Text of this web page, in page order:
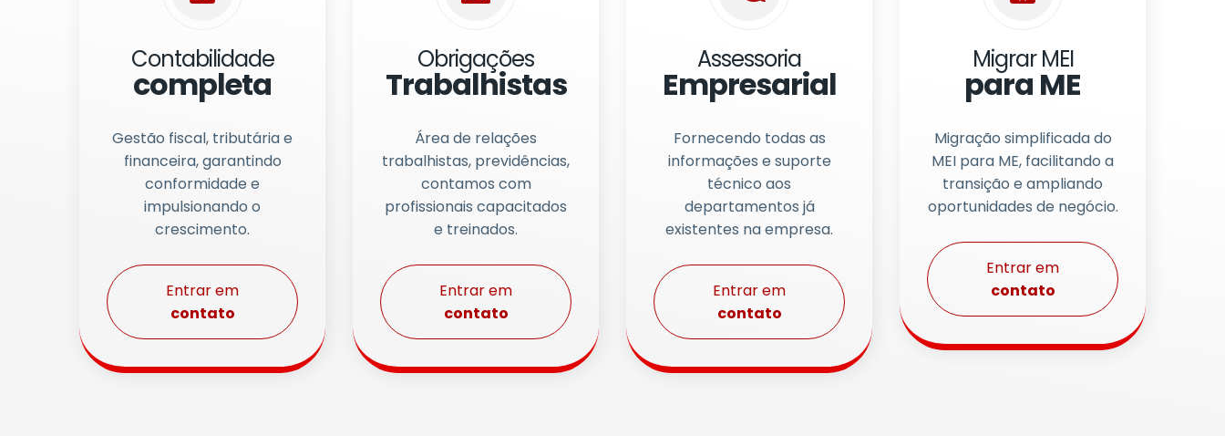
Contabilidade
completa
Gestão fiscal, tributária e
financeira, garantindo
conformidade e
impulsionando o
crescimento.
Entrar em
contato
Obrigações
Trabalhistas
Área de relações
trabalhistas, previdências,
contamos com
profissionais capacitados
e treinados.
Entrar em
contato
Assessoria
Empresarial
Fornecendo todas as
informações e suporte
técnico aos
departamentos já
existentes na empresa.
Entrar em
contato
Migrar MEI
para ME
Migração simplificada do
MEI para ME, facilitando a
transição e ampliando
oportunidades de negócio.
Entrar em
contato